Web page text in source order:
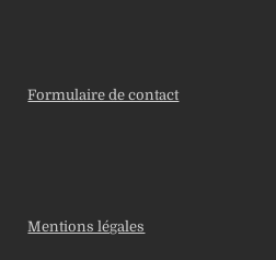
Formulaire de contact
Mentions légales